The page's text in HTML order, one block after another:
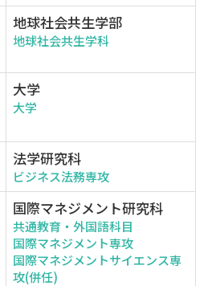
地球社会共生学部
地球社会共生学科
大学
大学
法学研究科
ビジネス法務専攻
国際マネジメント研究科
共通教育・外国語科目
国際マネジメント専攻
国際マネジメントサイエンス専
攻(併任)